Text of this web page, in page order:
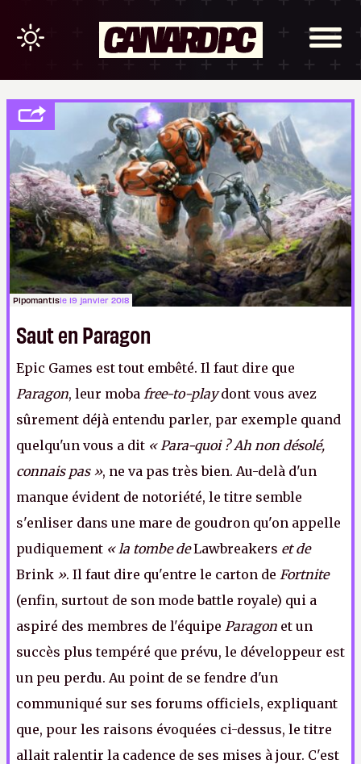
Pipomantisle 19 janvier 2018
Saut en Paragon
Epic Games est tout embêté. Il faut dire que
Paragon, leur moba free-to-playdont vous avez
sûrement déjà entendu parler, par exemple quand
quelqu'un vous a dit « Para-quoi ? Ah non désolé,
connais pas », ne va pas très bien. Au-delà d'un
manque évident de notoriété, le titre semble
s'enliser dans une mare de goudron qu'on appelle
pudiquement « la tombe deLawbreakers et de
Brink ». Il faut dire qu'entre le carton de Fortnite
(enfin, surtout de son mode battle royale) qui a
aspiré des membres de l'équipe Paragon et un
succès plus tempéré que prévu, le développeur est
un peu perdu. Au point de se fendre d'un
communiqué sur ses forums officiels, expliquant
que, pour les raisons évoquées ci-dessus, le titre
allait ralentir la cadence de ses mises à jour. C'est